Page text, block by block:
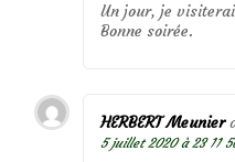
Un jour, je
Bonne soirée.
HERBERT Meunier
5 juillet 2020 à 23 11